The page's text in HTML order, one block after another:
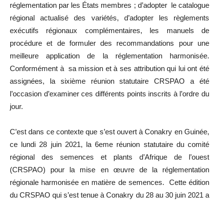
réglementation par les États membres ; d’adopter le catalogue
régional actualisé des variétés, d’adopter les règlements
exécutifs régionaux complémentaires, les manuels de
procédure et de formuler des recommandations pour une
meilleure application de la réglementation harmonisée.
Conformément à sa mission et à ses attribution qui lui ont été
assignées, la sixième réunion statutaire CRSPAO a été
l’occasion d’examiner ces différents points inscrits à l’ordre du
jour.
C’est dans ce contexte que s’est ouvert à Conakry en Guinée,
ce lundi 28 juin 2021, la 6eme réunion statutaire du comité
régional des semences et plants d’Afrique de l’ouest
(CRSPAO) pour la mise en œuvre de la réglementation
régionale harmonisée en matière de semences. Cette édition
du CRSPAO qui s’est tenue à Conakry du 28 au 30 juin 2021 a